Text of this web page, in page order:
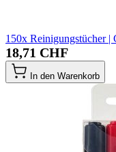
150x Reinigungstücher |
18,71 CHF
In den Warenkorb